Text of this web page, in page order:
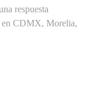
respuesta
en CDMX, Morelia,